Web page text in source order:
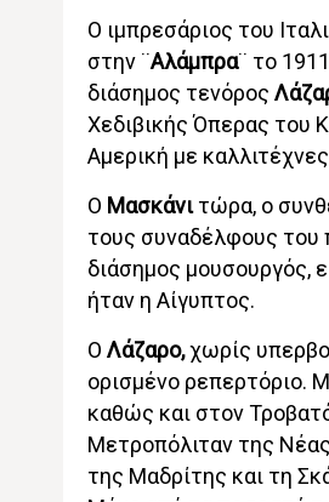
Ο ιμπρεσάριος του
στην ¨Αλάμπρα¨ το
διάσημος τενόρος
Χεδιβικής Όπερας του
Αμερική με
Ο Μασκάνιτώρα, ο
τους συναδέλφους του
διάσημος μουσουργός,
ήταν η Αίγυπτος.
Ο Λάζαρο,χωρίς
ορισμένο ρεπερτόριο.
καθώς και στον
Μετροπόλιταν της
της Μαδρίτης και τη